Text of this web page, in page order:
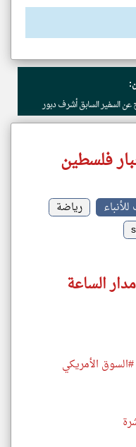
السفير السابق أشرف دبور
فلسطين
رياضة
الساعة
#السوق الأمريكي